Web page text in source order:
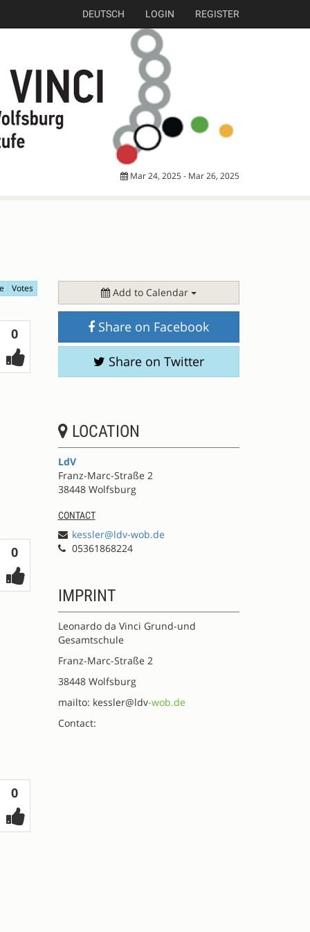
DEUTSCH LOGIN REGISTER
Mar 24, 2025 - Mar 26, 2025
Votes
0Votes
0Votes
0Votes
Add to Calendar
Share on Facebook
Share on Twitter
LOCATION
LdV
Franz-Marc-Straße 2
38448 Wolfsburg
CONTACT
kessler@ldv-wob.de
05361868224
IMPRINT
Leonardo da Vinci Grund-und
Gesamtschule
Franz-Marc-Straße 2
38448 Wolfsburg
mailto: kessler@ldv-wob.de
Contact: